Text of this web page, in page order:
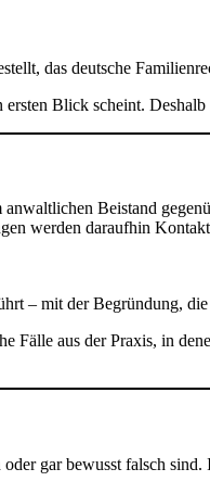
das deutsche
Blick scheint.
Beistand
werden daraufhin
– mit der Begründung,
aus der Praxis, in
gar bewusst falsch